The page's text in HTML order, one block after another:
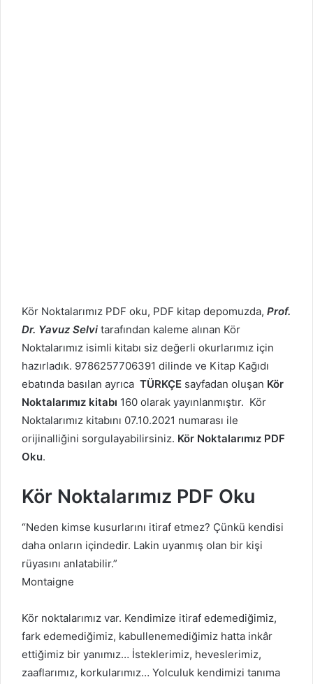
Kör Noktalarımız PDF oku, PDF kitap depomuzda, Prof.
Dr. Yavuz Selvi tarafından kaleme alınan Kör
Noktalarımız isimli kitabı siz değerli okurlarımız için
hazırladık. 9786257706391 dilinde ve Kitap Kağıdı
ebatında basılan ayrıca TÜRKÇE sayfadan oluşan Kör
Noktalarımız kitabı 160 olarak yayınlanmıştır. Kör
Noktalarımız kitabını 07.10.2021 numarası ile
orijinalliğini sorgulayabilirsiniz. Kör Noktalarımız PDF
Oku.
Kör Noktalarımız PDF Oku
“Neden kimse kusurlarını itiraf etmez? Çünkü kendisi
daha onların içindedir. Lakin uyanmış olan bir kişi
rüyasını anlatabilir.”
Montaigne
Kör noktalarımız var. Kendimize itiraf edemediğimiz,
fark edemediğimiz, kabullenemediğimiz hatta inkâr
ettiğimiz bir yanımız… İsteklerimiz, heveslerimiz,
zaaflarımız, korkularımız… Yolculuk kendimizi tanıma